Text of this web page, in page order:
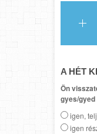
A HÉT
Ön
gyes/
igen,
igen